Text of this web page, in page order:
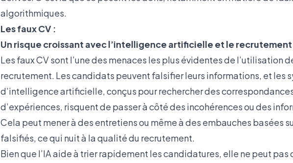
algorithmiques.
Les faux CV :
Un risque croissant avec l’intelligence artificielle et le recrutement
Les faux CV sont l’une des menaces les plus évidentes de l’utilisation
recrutement. Les candidats peuvent falsifier leurs informations, et les
d’intelligence artificielle, conçus pour rechercher des
d’expériences, risquent de passer à côté des incohérences ou des
Cela peut mener à des entretiens ou même à des embauches basées
falsifiés, ce qui nuit à la qualité du recrutement.
Bien que l’IA aide à trier rapidement les candidatures, elle ne peut